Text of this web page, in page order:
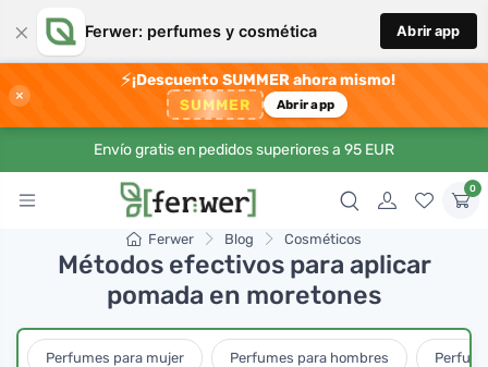
× Ferwer: perfumes y cosmética Abrir app
×
⚡¡Descuento SUMMER ahora mismo!
SUMMER Abrir app
Envío gratis en pedidos superiores a 95 EUR
0
Ferwer Blog Cosméticos
Métodos efectivos para aplicar
pomada en moretones
Perfumes para mujer Perfumes para hombres